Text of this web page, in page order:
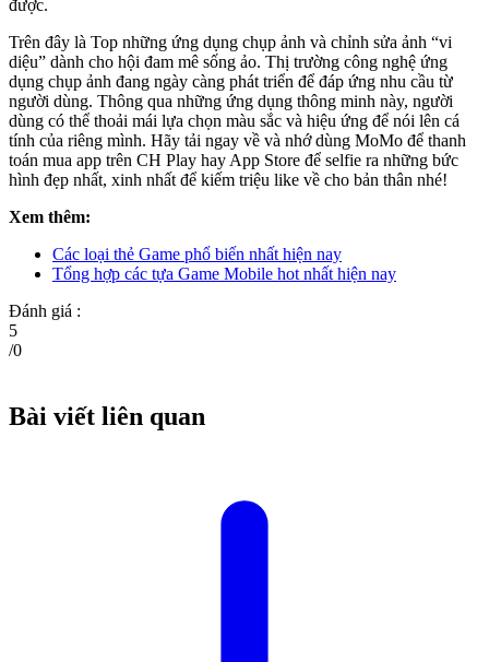
được.
Trên đây là Top những ứng dụng chụp ảnh và chỉnh sửa ảnh “vi
diệu” dành cho hội đam mê sống ảo. Thị trường công nghệ ứng
dụng chụp ảnh đang ngày càng phát triển để đáp ứng nhu cầu từ
người dùng. Thông qua những ứng dụng thông minh này, người
dùng có thể thoải mái lựa chọn màu sắc và hiệu ứng để nói lên cá
tính của riêng mình. Hãy tải ngay về và nhớ dùng MoMo để thanh
toán mua app trên CH Play hay App Store để selfie ra những bức
hình đẹp nhất, xinh nhất để kiếm triệu like về cho bản thân nhé!
Xem thêm:
Các loại thẻ Game phổ biến nhất hiện nay
Tổng hợp các tựa Game Mobile hot nhất hiện nay
Đánh giá :
5
/0
Bài viết liên quan